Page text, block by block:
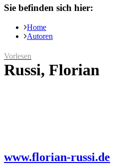
Sie befinden sich hier:
Home
Autoren
Vorlesen
Russi, Florian
www.florian-russi.de